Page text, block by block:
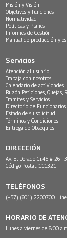
Misión y Visión
Objetivos y funciones
Normatividad
Políticas y Planes
Informes de Gestión
Manual de producción y
Servicios
Atención al usuario
Trabaja con nosotros
Calendario de actividades
Buzón Peticiones, Quejas,
Trámites y Servicios
Directorio de Funcionarios
Estado de su solicitud
Términos y Condiciones
Entrega de Obsequios
DIRECCIÓN
Av. El Dorado Cr.45 # 26 -
Código Postal: 111321
TELÉFONOS
(+57) (601) 2200700.
HORARIO DE
Lunes a viernes de 8:00